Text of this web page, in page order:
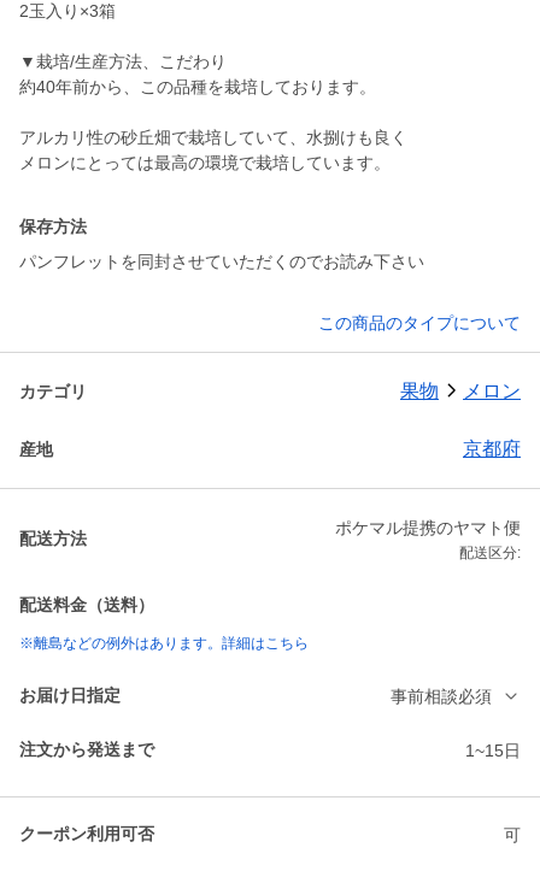
2玉入り×3箱
▼栽培/生産方法、こだわり
約40年前から、この品種を栽培しております。
アルカリ性の砂丘畑で栽培していて、水捌けも良く
メロンにとっては最高の環境で栽培しています。
保存方法
パンフレットを同封させていただくのでお読み下さい
この商品のタイプについて
カテゴリ 果物 メロン
産地 京都府
配送方法
ポケマル提携のヤマト便
配送区分:
配送料金（送料）
※離島などの例外はあります。詳細はこちら
お届け日指定 事前相談必須
注文から発送まで 1~15日
クーポン利用可否 可